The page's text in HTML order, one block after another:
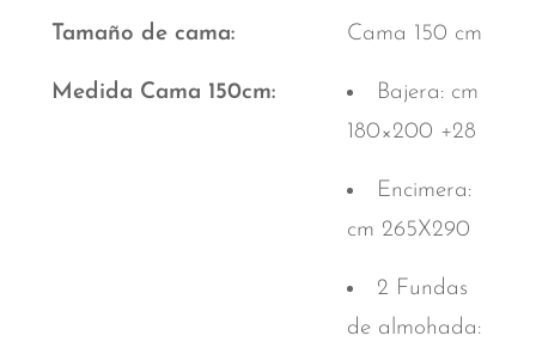
Tamaño de cama Cama 150 cm
Medida Cama 150cm
Bajera: cm
180×200 +28
Encimera:
cm 265X290
2 Fundas
de almohada: